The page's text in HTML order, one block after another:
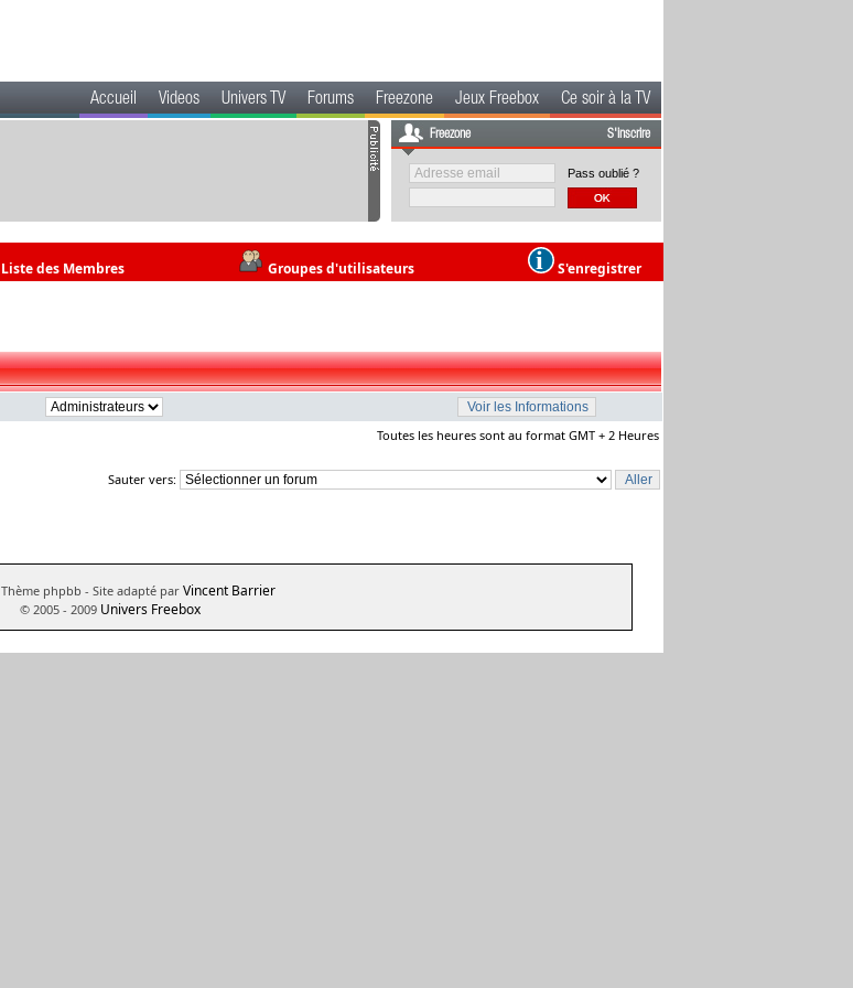
Accueil Videos Univers TV Forums Freezone Jeux Freebox Ce soir à la TV
Freezone S'inscrire
Pass oublié ?
Liste des Membres Groupes d'utilisateurs S'enregistrer
Toutes les heures sont au format GMT + 2 Heures
Sauter vers:
Thème phpbb - Site adapté par Vincent Barrier
© 2005 - 2009 Univers Freebox